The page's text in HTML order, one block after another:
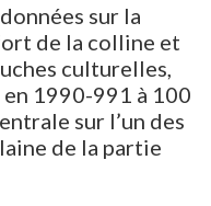
sur la
de la colline et
culturelles,
1990-991 à 100
sur l’un des
de la partie